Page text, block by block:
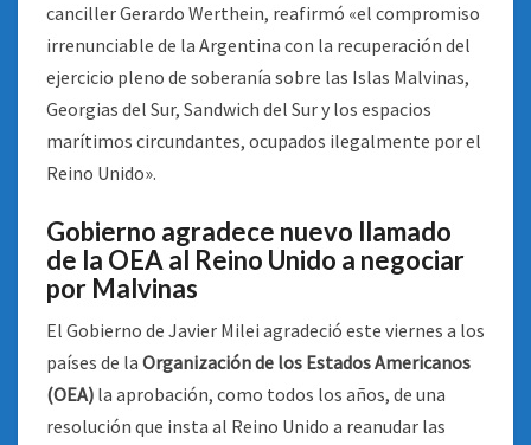
canciller Gerardo Werthein, reafirmó «el compromiso
irrenunciable de la Argentina con la recuperación del
ejercicio pleno de soberanía sobre las Islas Malvinas,
Georgias del Sur, Sandwich del Sur y los espacios
marítimos circundantes, ocupados ilegalmente por el
Reino Unido».
Gobierno agradece nuevo llamado
de la OEA al Reino Unido a negociar
por Malvinas
El Gobierno de Javier Milei agradeció este viernes a los
países de la Organización de los Estados Americanos
(OEA) la aprobación, como todos los años, de una
resolución que insta al Reino Unido a reanudar las